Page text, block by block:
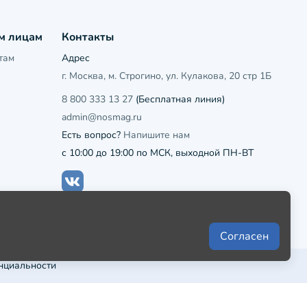
лицам Контакты
Адрес
г. Москва, м. Строгино, ул. Кулакова, 20 стр 1Б
8 800 333 13 27(Бесплатная линия)
admin@nosmag.ru
Есть вопрос? Напишите нам
с 10:00 до 19:00 по МСК, выходной ПН-ВТ
Согласен